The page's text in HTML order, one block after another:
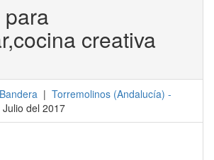
creativa
| Torremolinos (Andalucía) -
del 2017